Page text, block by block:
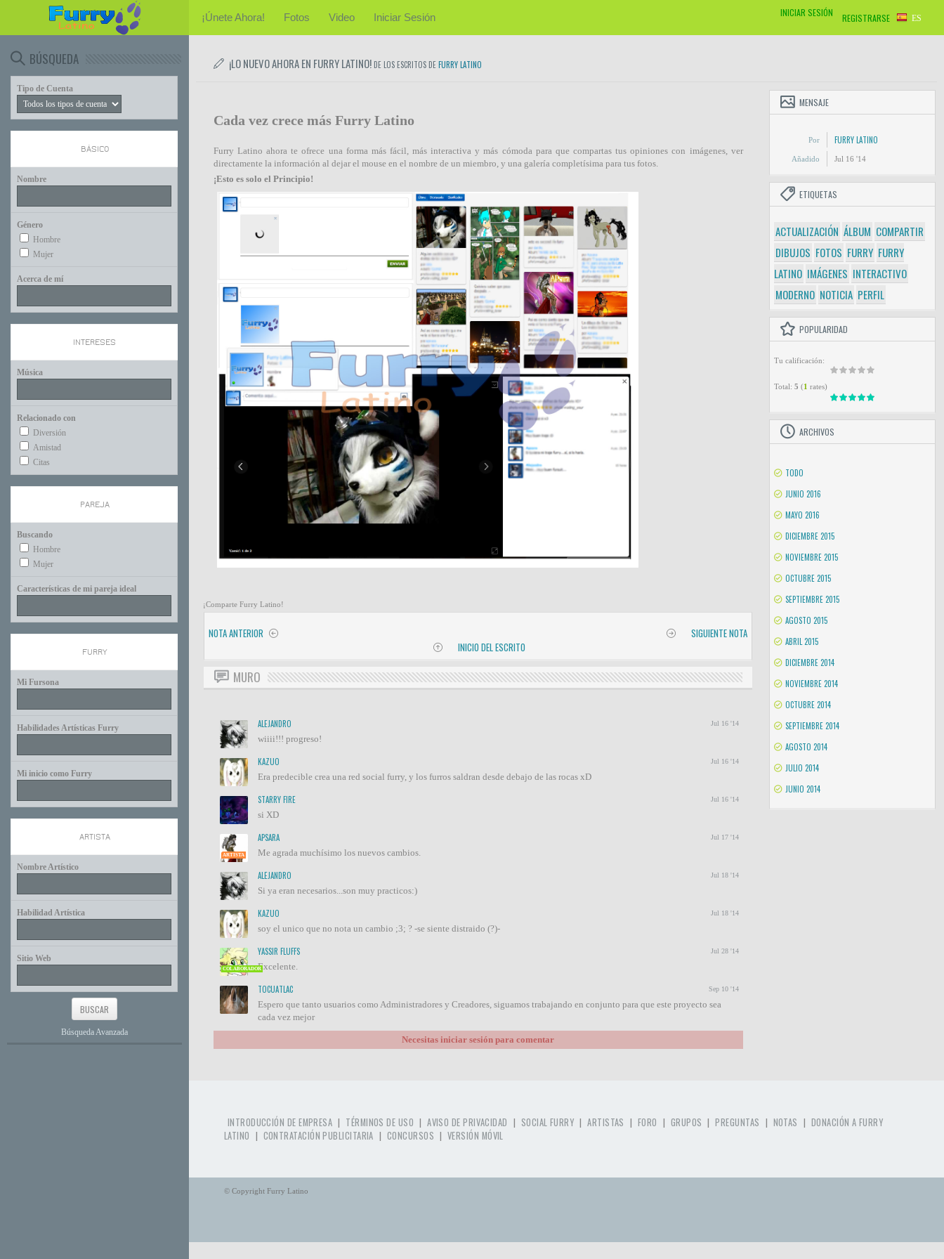
INICIAR SESIÓN REGISTRARSE ES
¡Únete Ahora! Fotos Video Iniciar Sesión
BÚSQUEDA
Tipo de Cuenta
BÁSICO
Nombre
Género
Hombre
Mujer
Acerca de mí
INTERESES
Música
Relacionado con
Diversión
Amistad
Citas
PAREJA
Buscando
Hombre
Mujer
Características de mi pareja ideal
FURRY
Mi Fursona
Habilidades Artísticas Furry
Mi inicio como Furry
ARTISTA
Nombre Artístico
Habilidad Artística
Sitio Web
Búsqueda Avanzada
¡LO NUEVO AHORA EN FURRY LATINO! DE LOS ESCRITOS DEFURRY LATINO
Cada vez crece más Furry Latino
Furry Latino ahora te ofrece una forma más fácil, más interactiva y más cómoda para que compartas tus opiniones con imágenes, ver
directamente la información al dejar el mouse en el nombre de un miembro, y una galería completísima para tus fotos.
¡Esto es solo el Principio!
¡Comparte Furry Latino!
NOTA ANTERIOR
SIGUIENTE NOTA
INICIO DEL ESCRITO
MURO
Jul 16 '14
ALEJANDRO
wiiii!!! progreso!
Jul 16 '14
KAZUO
Era predecible crea una red social furry, y los furros saldran desde debajo de las rocas xD
Jul 16 '14
STARRY FIRE
si XD
ARTISTA
Jul 17 '14
APSARA
Me agrada muchísimo los nuevos cambios.
Jul 18 '14
ALEJANDRO
Si ya eran necesarios...son muy practicos:)
Jul 18 '14
KAZUO
soy el unico que no nota un cambio ;3; ? -se siente distraido (?)-
COLABORADOR
Jul 28 '14
YASSIR FLUFFS
Excelente.
Sep 10 '14
TOCUATLAC
Espero que tanto usuarios como Administradores y Creadores, siguamos trabajando en conjunto para que este proyecto sea
cada vez mejor
Necesitas iniciar sesión para comentar
MENSAJE
Por FURRY LATINO
Añadido Jul 16 '14
ETIQUETAS
ACTUALIZACIÓN ÁLBUM COMPARTIR
DIBUJOS FOTOS FURRY FURRY
LATINO IMÁGENES INTERACTIVO
MODERNO NOTICIA PERFIL
POPULARIDAD
Tu calificación:
Total: 5 (1 rates)
ARCHIVOS
TODO
JUNIO 2016
MAYO 2016
DICIEMBRE 2015
NOVIEMBRE 2015
OCTUBRE 2015
SEPTIEMBRE 2015
AGOSTO 2015
ABRIL 2015
DICIEMBRE 2014
NOVIEMBRE 2014
OCTUBRE 2014
SEPTIEMBRE 2014
AGOSTO 2014
JULIO 2014
JUNIO 2014
INTRODUCCIÓN DE EMPRESA | TÉRMINOS DE USO | AVISO DE PRIVACIDAD | SOCIAL FURRY | ARTISTAS | FORO | GRUPOS | PREGUNTAS | NOTAS | DONACIÓN A FURRY
LATINO | CONTRATACIÓN PUBLICITARIA | CONCURSOS | VERSIÓN MÓVIL
© Copyright Furry Latino